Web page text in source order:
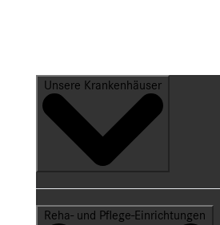
Unsere Krankenhäuser
Reha- und Pflege-Einrichtungen